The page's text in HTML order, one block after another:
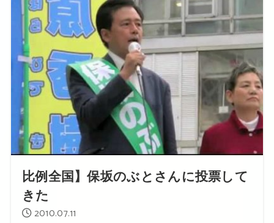
比例全国】保坂のぶとさんに投票して
きた
2010.07.11